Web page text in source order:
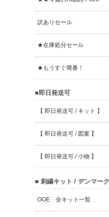
訳ありセール
★在庫処分セール
★もうすぐ廃番！
■即日発送可
【 即日発送可 / キット 】
【 即日発送可 / 図案 】
【 即日発送可 / 小物 】
■ 刺繍キット / デンマーク
OOE 全キット一覧